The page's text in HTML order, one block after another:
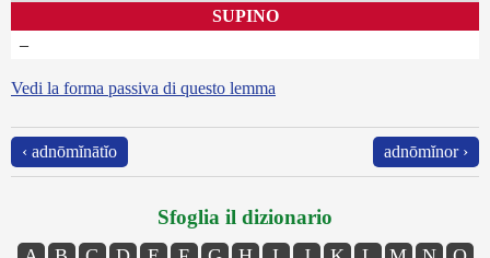
SUPINO
–
Vedi la forma passiva di questo lemma
‹ adnōmĭnātĭo adnōmĭnor ›
Sfoglia il dizionario